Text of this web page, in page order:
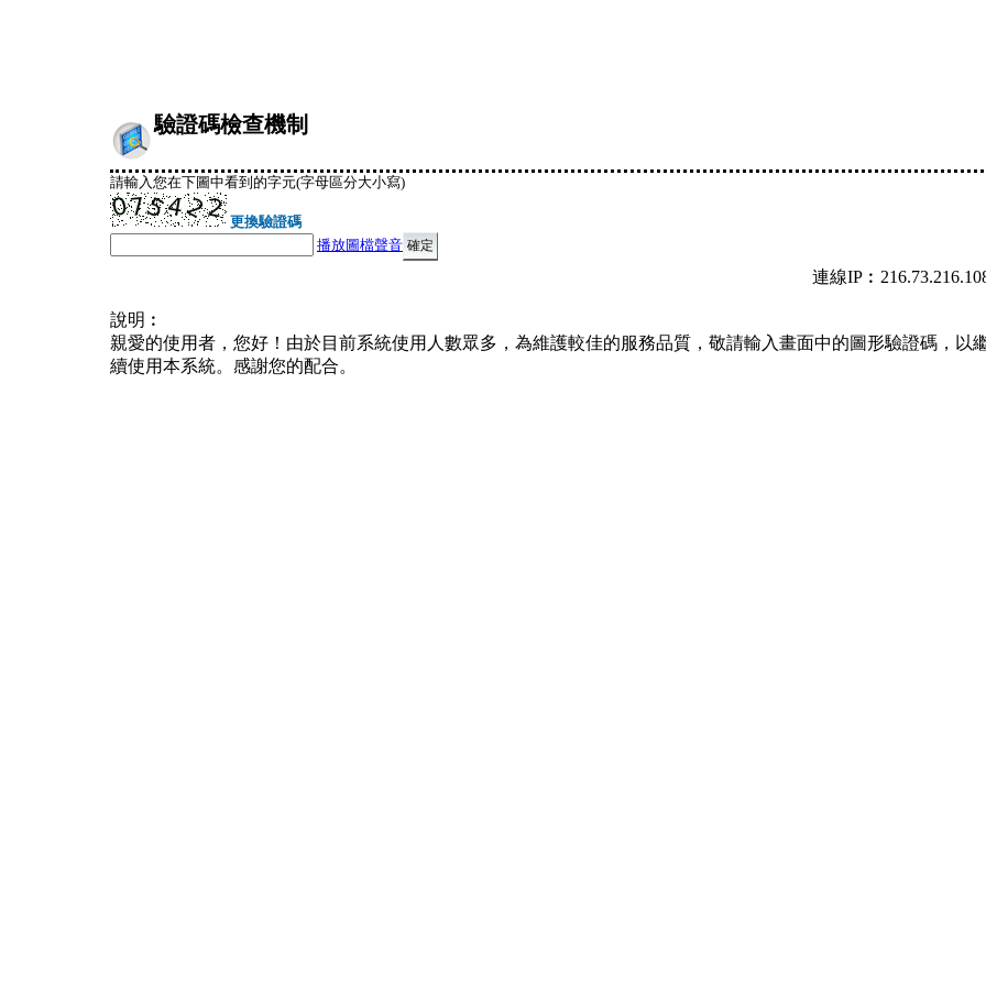
驗證碼檢查機制
請輸入您在下圖中看到的字元(字母區分大小寫)
更換驗證碼
播放圖檔聲音
連線
說明︰
親愛的使用者，您好！由於目前系統使用人數眾多，為維護較佳的服務品質，敬請輸入畫面中的圖形驗證碼，以
續使用本系統。感謝您的配合。